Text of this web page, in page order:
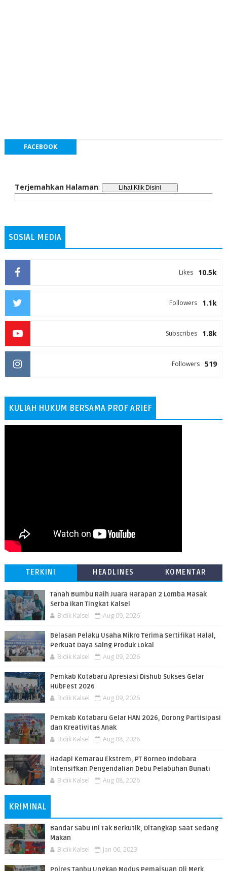
FACEBOOK
Terjemahkan Halaman:
SOSIAL MEDIA
10.5k
Likes
1.1k
Followers
1.8k
Subscribes
519
Followers
KULIAH HUKUM BERSAMA PROF ARIEF
TERKINI HEADLINES KOMENTAR
Tanah Bumbu Raih Juara Harapan 2 Lomba Masak
Serba Ikan Tingkat Kalsel
Bidik Kalsel Aug 09, 2026
Belasan Pelaku Usaha Mikro Terima Sertifikat Halal,
Perkuat Daya Saing Produk Lokal
Bidik Kalsel Aug 09, 2026
Pemkab Kotabaru Apresiasi Dishub Sukses Gelar
HubFest 2026
Bidik Kalsel Aug 09, 2026
Pemkab Kotabaru Gelar HAN 2026, Dorong Partisipasi
dan Kreativitas Anak
Bidik Kalsel Aug 08, 2026
​Hadapi Kemarau Ekstrem, PT Borneo Indobara
Intensifkan Pengendalian Debu Pelabuhan Bunati
Bidik Kalsel Aug 08, 2026
KRIMINAL
Bandar Sabu Ini Tak Berkutik, Ditangkap Saat Sedang
Makan
Bidik Kalsel Jan 06, 2023
Polres Tanbu Ungkap Modus Pemalsuan Oli Merk